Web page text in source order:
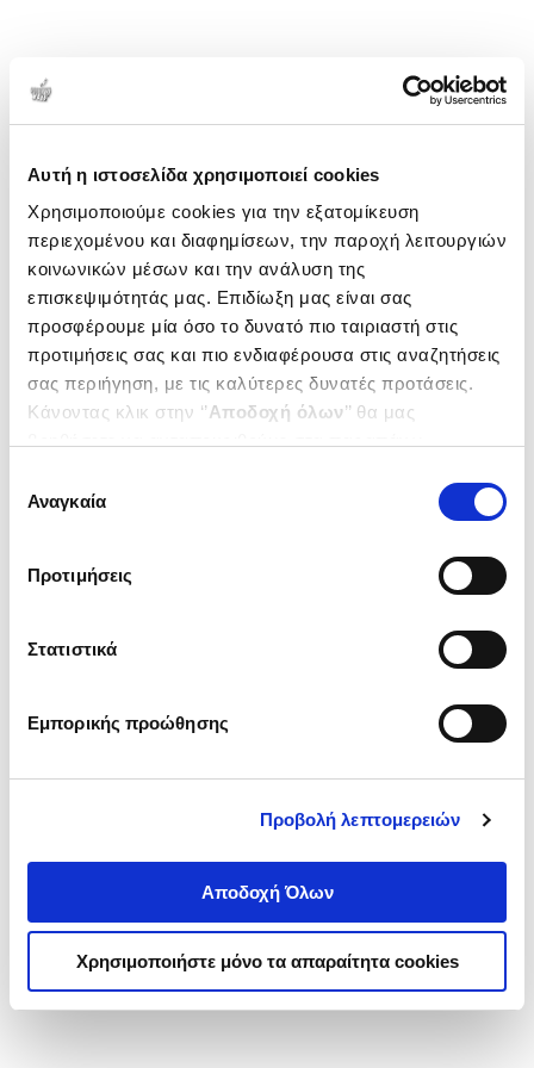
Αυτή η ιστοσελίδα χρησιμοποιεί cookies
Χρησιμοποιούμε cookies για την εξατομίκευση
περιεχομένου και διαφημίσεων, την παροχή λειτουργιών
κοινωνικών μέσων και την ανάλυση της
επισκεψιμότητάς μας. Επιδίωξη μας είναι σας
προσφέρουμε μία όσο το δυνατό πιο ταιριαστή στις
προτιμήσεις σας και πιο ενδιαφέρουσα στις αναζητήσεις
σας περιήγηση, με τις καλύτερες δυνατές προτάσεις.
Κάνοντας κλικ στην ‘’Αποδοχή όλων’’ θα μας
ενδιαφέρουν και να επιλέξετε από τα παρακάτω με την
΄΄και να ενημερωθείτε σχετικά με
συγκατάθεσης
Αναγκαία
Προτιμήσεις
Στατιστικά
Εμπορικής προώθησης
Προβολή λεπτομερειών
Αποδοχή Όλων
Χρησιμοποιήστε μόνο τα απαραίτητα cookies